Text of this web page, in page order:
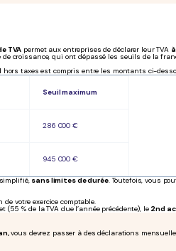
TVA permet aux entreprises de déclarer leur TVA
croissance, qui ont dépassé les seuils de la
hors taxes est compris entre les montants ci-
Seuil maximum
286 000 €
945 000 €
simplifié,sans limites de durée. Toutefois, vous
de votre exercice comptable.
(55 % de la TVA due l’année précédente), le 2nd
vous devrez passer à des déclarations